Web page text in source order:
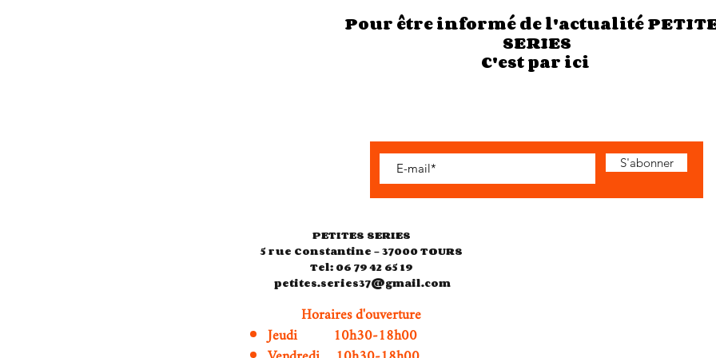
Pour être informé de l'actualité
SERIES
C'est par ici
S'abonner
PETITES SERIES
5 rue Constantine - 37000 TOURS
Tel: 06 79 42 65 19
petites.series37@gmail.com
Horaires d'ouverture
Jeudi 10h30-18h00